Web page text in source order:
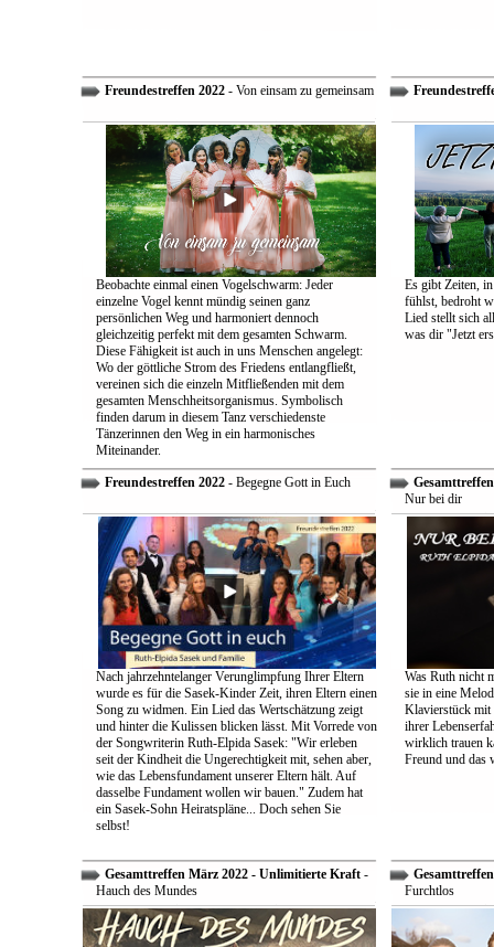
Freundestreffen 2022- Von einsam zu gemeinsam
Beobachte einmal einen Vogelschwarm: Jeder
einzelne Vogel kennt mündig seinen ganz
persönlichen Weg und harmoniert dennoch
gleichzeitig perfekt mit dem gesamten Schwarm.
Diese Fähigkeit ist auch in uns Menschen angelegt:
Wo der göttliche Strom des Friedens entlangfließt,
vereinen sich die einzeln Mitfließenden mit dem
gesamten Menschheitsorganismus. Symbolisch
finden darum in diesem Tanz verschiedenste
Tänzerinnen den Weg in ein harmonisches
Miteinander.
Es gibt Zeiten,
fühlst, bedroht
Lied stellt sich
was dir "Jetzt
Freundestreffen 2022- Begegne Gott in Euch
Nach jahrzehntelanger Verunglimpfung Ihrer Eltern
wurde es für die Sasek-Kinder Zeit, ihren Eltern einen
Song zu widmen. Ein Lied das Wertschätzung zeigt
und hinter die Kulissen blicken lässt. Mit Vorrede von
der Songwriterin Ruth-Elpida Sasek: "Wir erleben
seit der Kindheit die Ungerechtigkeit mit, sehen aber,
wie das Lebensfundament unserer Eltern hält. Auf
dasselbe Fundament wollen wir bauen." Zudem hat
ein Sasek-Sohn Heiratspläne... Doch sehen Sie
selbst!
Nur bei dir
Was Ruth nicht
sie in eine
Klavierstück mit
ihrer
wirklich trauen
Freund und das
Gesamttreffen März 2022 - Unlimitierte Kraft -
Hauch des Mundes
Furchtlos